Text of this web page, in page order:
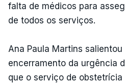
falta de médicos para
de todos os serviços.
Ana Paula Martins
encerramento da urgência
que o serviço de